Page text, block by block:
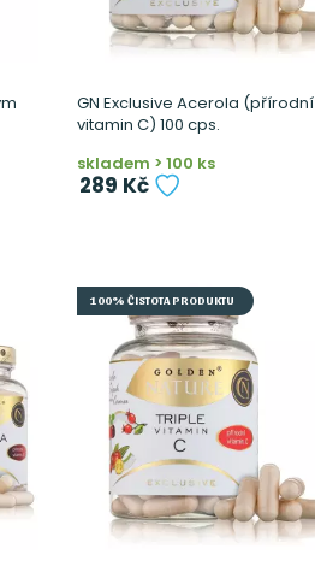
GN Exclusive Acerola (přírodní
vitamin C) 100 cps.
skladem > 100 ks
289 Kč
100% ČISTOTA PRODUKTU